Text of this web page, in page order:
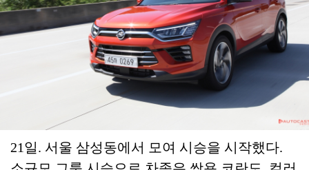
21일. 서울 삼성동에서 모여 시승을 시작했다.